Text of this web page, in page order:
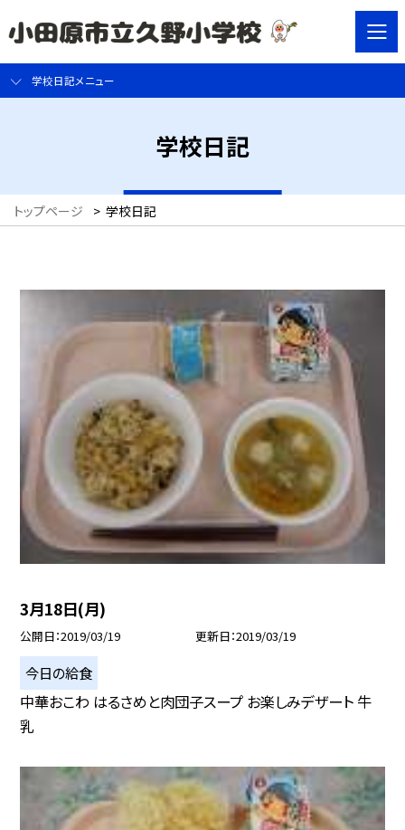
学校日記メニュー
学校日記
トップページ > 学校日記
3月18日(月)
公開日 2019/03/19 更新日 2019/03/19
今日の給食
中華おこわ はるさめと肉団子スープ お楽しみデザート 牛
乳